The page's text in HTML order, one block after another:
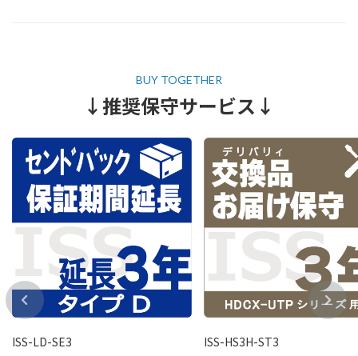
↓推奨保守サービス↓
ISS-LD-SE3
ISS-HS3H-ST3